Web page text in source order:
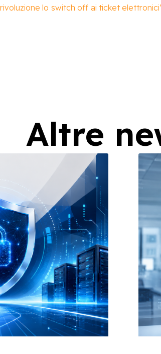
lo switch off ai ticket
Altre